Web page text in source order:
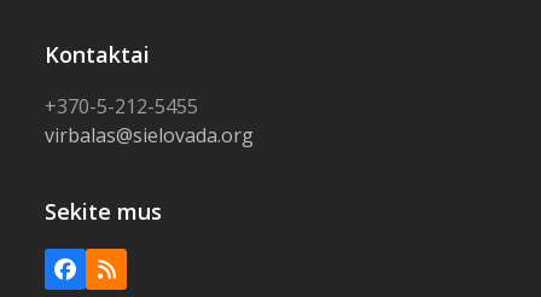
Kontaktai
+370-5-212-5455
virbalas@sielovada.org
Sekite mus
Facebook
RSS